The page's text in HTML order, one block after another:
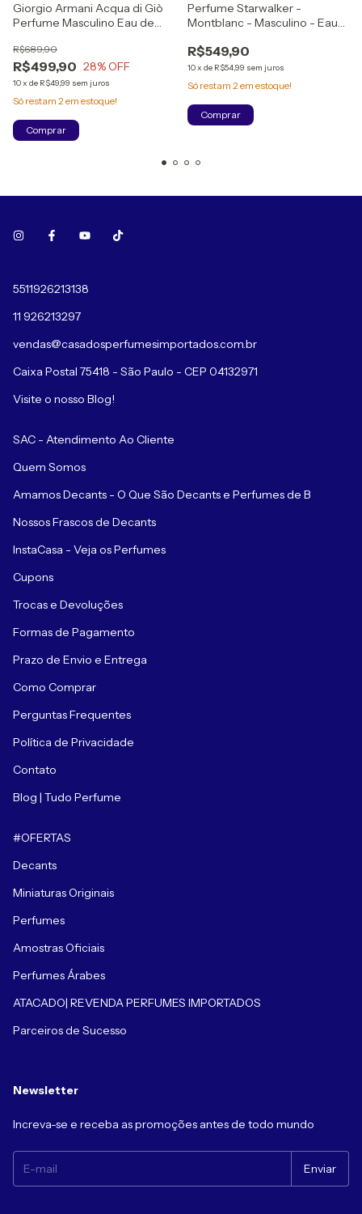
Giorgio Armani Acqua di Giò
Perfume Masculino Eau de
R$499,90
R$689,90
28% OFF
10x de R$49,99 sem juros
Só restam 2em estoque!
Comprar
Perfume Starwalker -
Montblanc - Masculino - Eau
R$549,90
10x de R$54,99 sem juros
Só restam 2em estoque!
Comprar
5511926213138
11 926213297
vendas@casadosperfumesimportados.com.br
Caixa Postal 75418 - São Paulo - CEP 04132971
Visite o nosso Blog!
SAC - Atendimento Ao Cliente
Quem Somos
Amamos Decants - O Que São Decants e Perfumes de B
Nossos Frascos de Decants
InstaCasa - Veja os Perfumes
Cupons
Trocas e Devoluções
Formas de Pagamento
Prazo de Envio e Entrega
Como Comprar
Perguntas Frequentes
Política de Privacidade
Contato
Blog | Tudo Perfume
#OFERTAS
Decants
Miniaturas Originais
Perfumes
Amostras Oficiais
Perfumes Árabes
ATACADO| REVENDA PERFUMES IMPORTADOS
Parceiros de Sucesso
Newsletter
Increva-se e receba as promoções antes de todo mundo